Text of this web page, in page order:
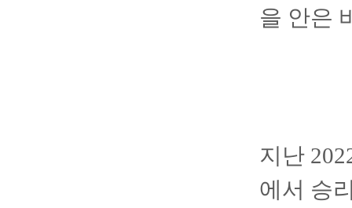
을 안은
지난
에서 승